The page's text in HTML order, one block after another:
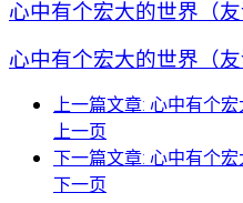
心中有个宏大的世界（
心中有个宏大的世界（
上一篇文章: 心中有个
上一页
下一篇文章: 心中有个
下一页